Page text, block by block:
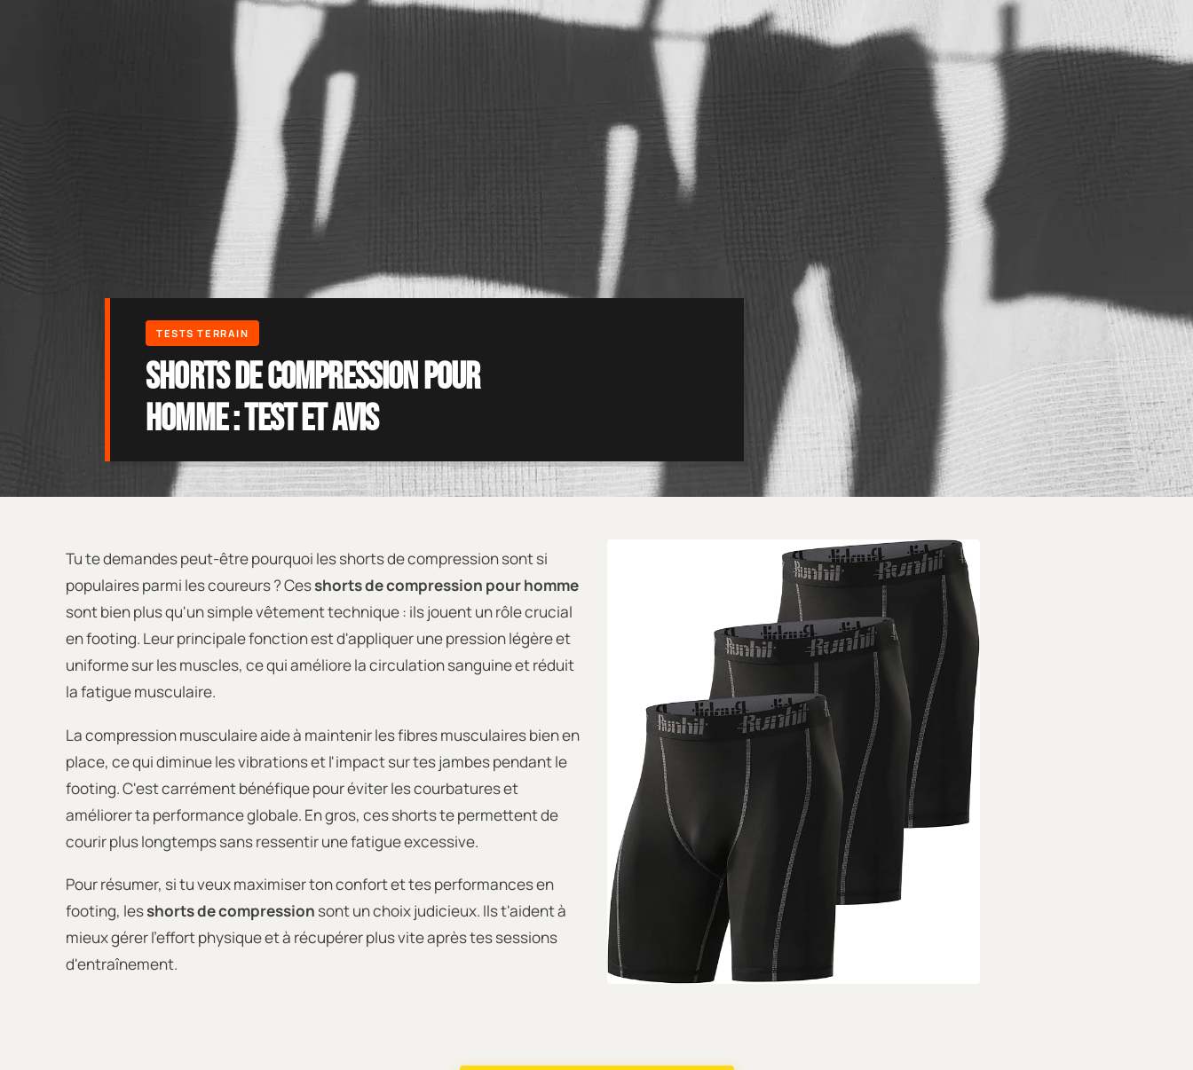
Shorts de compression pour
homme : test et avis
Tu te demandes peut-être pourquoi les shorts de compression sont si
populaires parmi les coureurs ? Cesshorts de compression pour homme
sont bien plus qu'un simple vêtement technique : ils jouent un rôle crucial
en footing. Leur principale fonction est d'appliquer une pression légère et
uniforme sur les muscles, ce qui améliore la circulation sanguine et réduit
la fatigue musculaire.
La compression musculaire aide à maintenir les fibres musculaires bien en
place, ce qui diminue les vibrations et l'impact sur tes jambes pendant le
footing. C'est carrément bénéfique pour éviter les courbatures et
améliorer ta performance globale. En gros, ces shorts te permettent de
courir plus longtemps sans ressentir une fatigue excessive.
Pour résumer, si tu veux maximiser ton confort et tes performances en
footing, lesshorts de compression sont un choix judicieux. Ils t'aident à
mieux gérer l'effort physique et à récupérer plus vite après tes sessions
d'entraînement.